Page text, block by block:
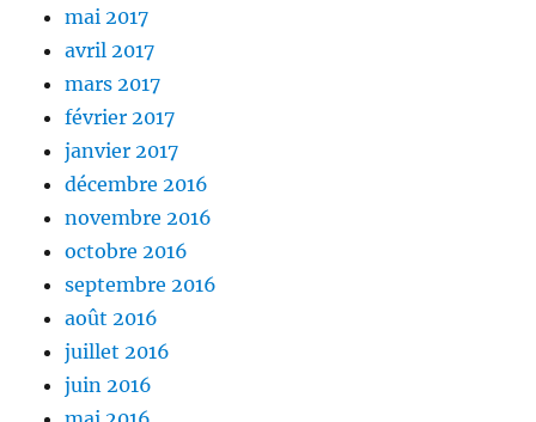
mai 2017
avril 2017
mars 2017
février 2017
janvier 2017
décembre 2016
novembre 2016
octobre 2016
septembre 2016
août 2016
juillet 2016
juin 2016